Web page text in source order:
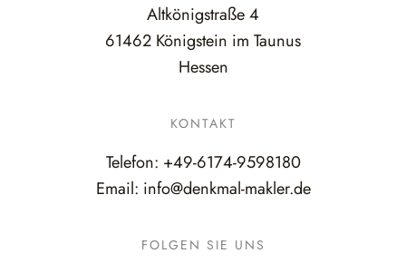
Altkönigstraße 4
61462 Königstein im Taunus
Hessen
KONTAKT
Telefon: +49-6174-9598180
Email: info@denkmal-makler.de
FOLGEN SIE UNS